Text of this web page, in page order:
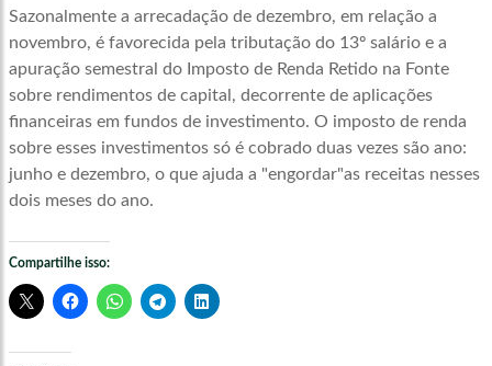
Sazonalmente a arrecadação de dezembro, em relação a
novembro, é favorecida pela tributação do 13º salário e a
apuração semestral do Imposto de Renda Retido na Fonte
sobre rendimentos de capital, decorrente de aplicações
financeiras em fundos de investimento. O imposto de renda
sobre esses investimentos só é cobrado duas vezes são ano:
junho e dezembro, o que ajuda a "engordar"as receitas nesses
dois meses do ano.
Compartilhe isso: